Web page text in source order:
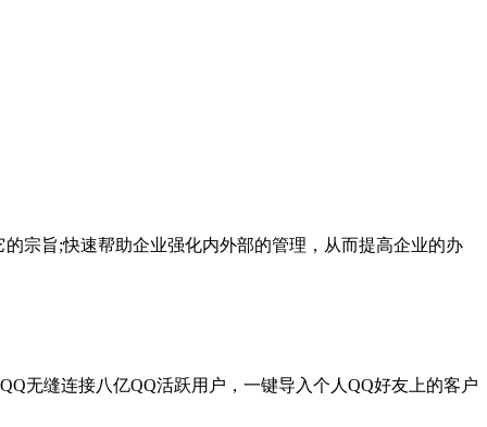
宗旨;快速帮助企业强化内外部的管理，从而提高企业的办
无缝连接八亿QQ活跃用户，一键导入个人QQ好友上的客户